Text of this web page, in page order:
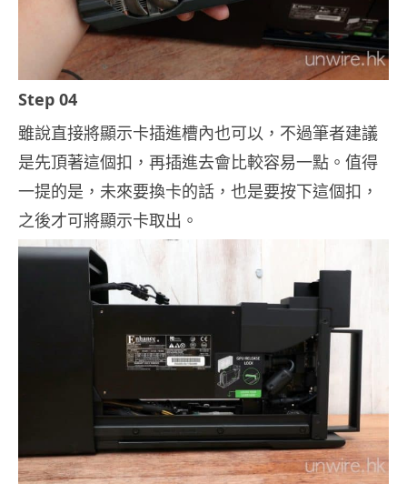
Step 04
雖說直接將顯示卡插進槽內也可以，不過筆者建議
是先頂著這個扣，再插進去會比較容易一點。值得
一提的是，未來要換卡的話，也是要按下這個扣，
之後才可將顯示卡取出。